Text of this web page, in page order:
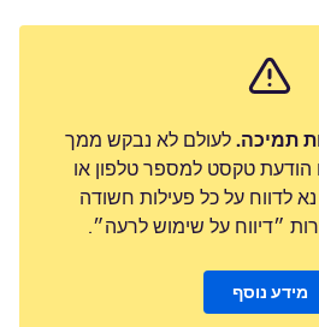
תמיכה. לעולם לא נבקש ממך
טקסט למספר טלפון או
לדווח על כל פעילות חשודה
״דיווח על שימוש לרעה״.
מידע נוסף